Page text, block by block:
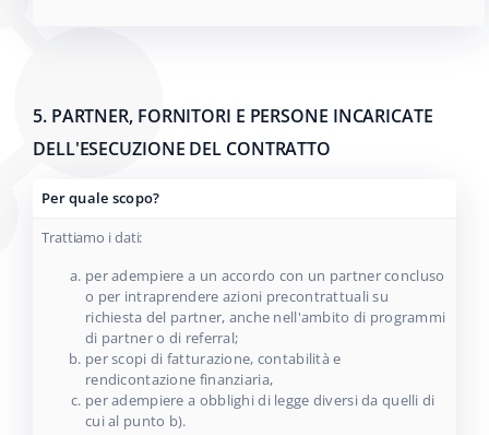
5. PARTNER, FORNITORI E PERSONE INCARICATE
DELL'ESECUZIONE DEL CONTRATTO
Per quale scopo?
Trattiamo i dati:
per adempiere a un accordo con un partner concluso
o per intraprendere azioni precontrattuali su
richiesta del partner, anche nell'ambito di programmi
di partner o di referral;
per scopi di fatturazione, contabilità e
rendicontazione finanziaria,
per adempiere a obblighi di legge diversi da quelli di
cui al punto b).